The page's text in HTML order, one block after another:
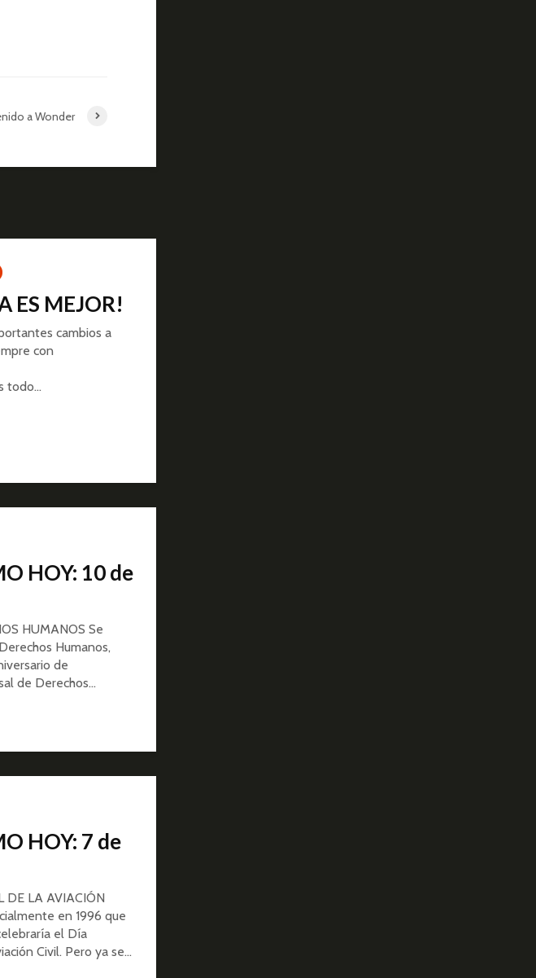
a Wonder
ES MEJOR!
cambios a
con
todo…
HOY: 10 de
HUMANOS Se
Humanos,
de
de Derechos...
HOY: 7 de
DE LA AVIACIÓN
en 1996 que
el Día
Civil. Pero ya se...